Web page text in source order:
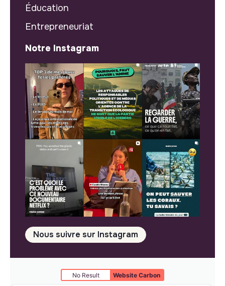
Éducation
Entrepreneuriat
Notre Instagram
Nous suivre sur Instagram
No Result Website Carbon